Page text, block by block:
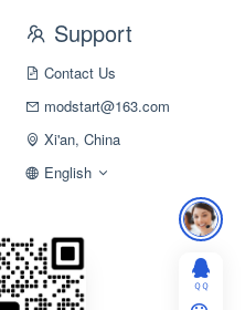
Support
Contact Us
modstart@163.com
Xi'an, China
English
ＱＱ